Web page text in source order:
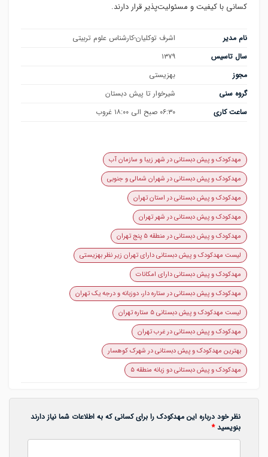
کسانی با کیفیت و مسئولیت‌پذیر قرار دارند.
نام مدیر
اشرف توکلیان-کارشناس علوم تربیتی
سال تاسیس
۱۳۷۹
مجوز
بهزیستی
گروه سنی
شیرخوار تا پیش دبستان
ساعت کاری
۰۶:۳۰ صبح الی ۱۸:۰۰ غروب
مهدکودک و پیش دبستانی در شهر زیبا و سازمان آب
مهدکودک و پیش دبستانی در شهران شمالی و جنوبی
مهدکودک و پیش دبستانی در استان تهران
مهدکودک و پیش دبستانی در شهر تهران
مهدکودک و پیش دبستانی در منطقه ۵ پنج تهران
لیست مهدکودک و پیش دبستانی دارای تهران زیر نظر بهزیستی
مهدکودک و پیش دبستانی دارای امکانات
مهدکودک و پیش دبستانی در ستاره دار، دوزبانه و درجه یک تهران
لیست مهدکودک و پیش دبستانی ۵ ستاره تهران
مهدکودک و پیش دبستانی در غرب تهران
بهترین مهدکودک و پیش دبستانی در شهرک کوهسار
مهدکودک و پیش دبستانی دو زبانه منطقه ۵
نظر خود درباره این مهدکودک را برای کسانی که به اطلاعات شما نیاز دارند
بنویسید*